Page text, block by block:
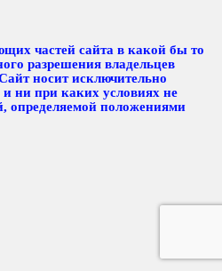
частей сайта в какой бы то
разрешения владельцев
носит исключительно
ни при каких условиях не
определяемой положениями